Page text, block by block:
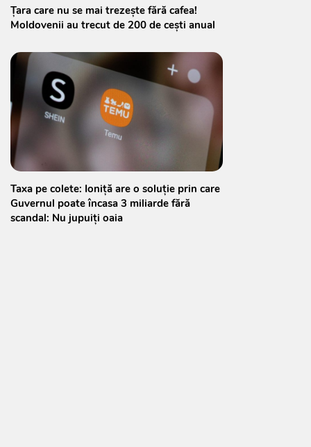
Țara care nu se mai trezește fără cafea!
Moldovenii au trecut de 200 de cești anual
Taxa pe colete: Ioniță are o soluție prin care
Guvernul poate încasa 3 miliarde fără
scandal: Nu jupuiți oaia